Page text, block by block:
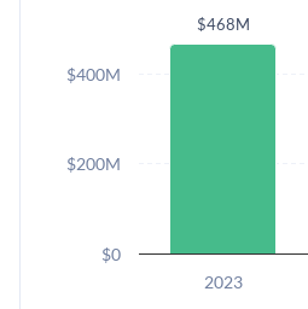
$468M
2023
$0
$200M
$400M